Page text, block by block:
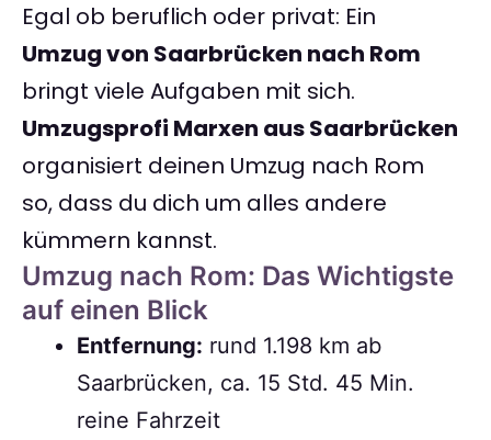
Egal ob beruflich oder privat: Ein
Umzug von Saarbrücken nach Rom
bringt viele Aufgaben mit sich.
Umzugsprofi Marxen aus Saarbrücken
organisiert deinen Umzug nach Rom
so, dass du dich um alles andere
kümmern kannst.
Umzug nach Rom: Das Wichtigste
auf einen Blick
Entfernung: rund 1.198 km ab
Saarbrücken, ca. 15 Std. 45 Min.
reine Fahrzeit